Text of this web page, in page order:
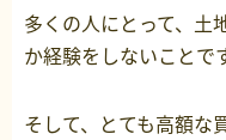
多くの人にとって、土
か経験をしないことで
そして、とても高額な